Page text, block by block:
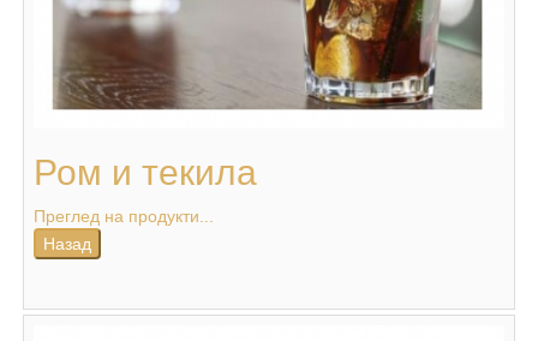
Ром и текила
Преглед на продукти...